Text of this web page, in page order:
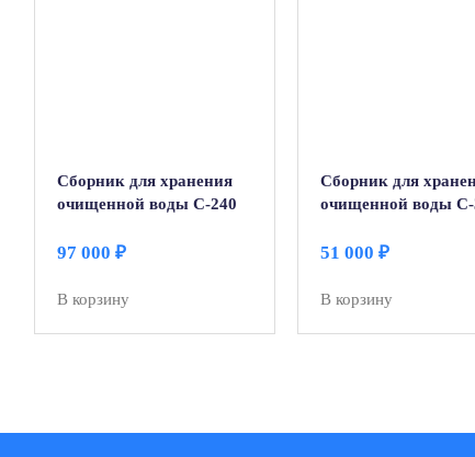
Сборник для хранения
очищенной воды С-240
97 000 ₽
В корзину
Сборник для
очищенной воды С-
51 000 ₽
В корзину